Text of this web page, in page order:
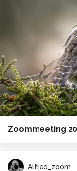
Zoommeeting
Alfred_zoom